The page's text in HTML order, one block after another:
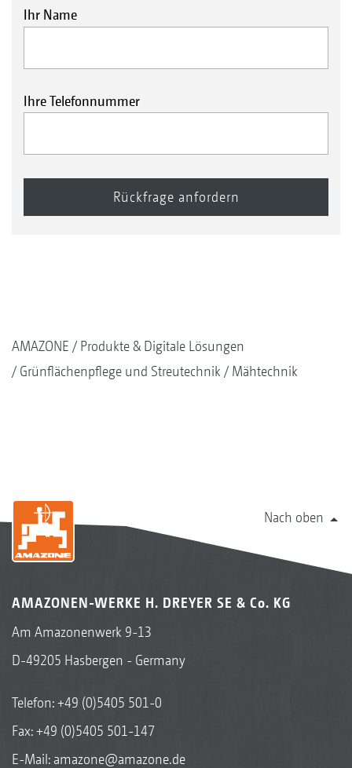
Ihr Name
Ihre Telefonnummer
AMAZONE
Produkte & Digitale Lösungen
Grünflächenpflege und Streutechnik
Mähtechnik
Nach oben
AMAZONEN-WERKE H. DREYER SE & Co. KG
Am Amazonenwerk 9-13
D-49205 Hasbergen - Germany
Telefon:+49 (0)5405 501-0
Fax: +49 (0)5405 501-147
E-Mail: amazone@amazone.de